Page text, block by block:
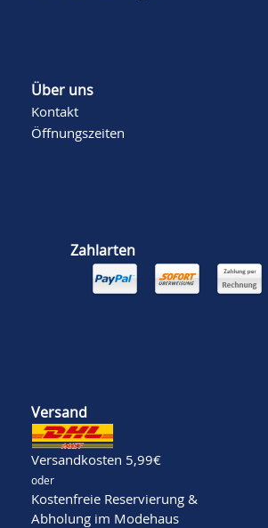
Über uns
Kontakt
Öffnungszeiten
Zahlarten
Versand
Versandkosten 5,99€
oder
Kostenfreie Reservierung &
Abholung im Modehaus